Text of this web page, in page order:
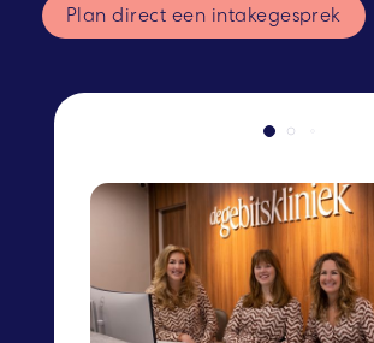
Plan direct een intakegesprek